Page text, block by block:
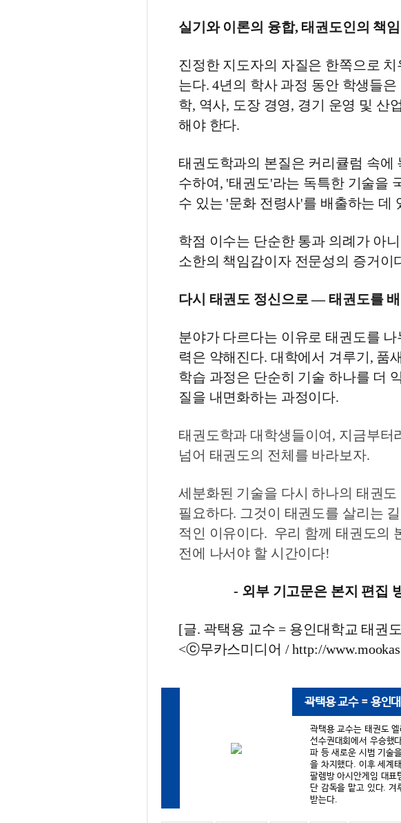
실기와 이론의 융합, 태권도인의 책
진정한 지도자의 자질은 한쪽으로
는다. 4년의 학사 과정 동안 학생들
학, 역사, 도장 경영, 경기 운영 및 산
해야 한다.
태권도학과의 본질은 커리큘럼 속에
수하여, '태권도'라는 독특한 기술을
수 있는 '문화 전령사'를 배출하는 데
학점 이수는 단순한 통과 의례가 아
소한의 책임감이자 전문성의 증거이
다시 태권도 정신으로 — 태권도를
분야가 다르다는 이유로 태권도를
력은 약해진다. 대학에서 겨루기, 품
학습 과정은 단순히 기술 하나를 더
질을 내면화하는 과정이다.
태권도학과 대학생들이여, 지금부
넘어 태권도의 전체를 바라보자.
세분화된 기술을 다시 하나의 태권
필요하다. 그것이 태권도를 살리는
적인 이유이다. 우리 함께 태권도의
전에 나서야 할 시간이다!
- 외부 기고문은 본지 편집
[글. 곽택용 교수 = 용인대학교 태권
<ⓒ무카스미디어 / http://
곽택용 교수 = 용인
곽택용 교수는 태권도
선수권대회에서 우승했
파 등 새로운 시범 기술
을 차지했다. 이후 세계
팔렘방 아시안게임 대표
단 감독을 맡고 있다. 겨
받는다.